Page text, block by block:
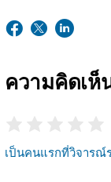
ความคิดเห็
เป็นคนแรกที่วิจารณ์